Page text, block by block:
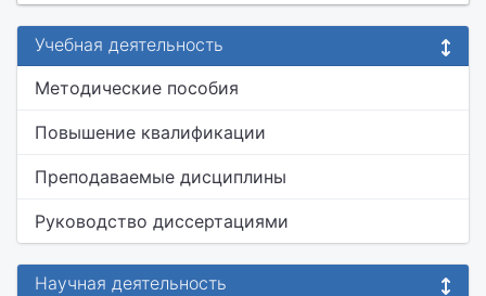
Учебная деятельность
Методические пособия
Повышение квалификации
Преподаваемые дисциплины
Руководство диссертациями
Научная деятельность